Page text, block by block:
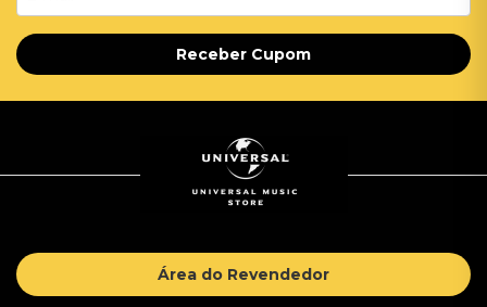
Receber Cupom
Área do Revendedor